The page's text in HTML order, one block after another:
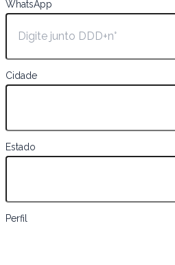
WhatsApp
Cidade
Estado
Perfil